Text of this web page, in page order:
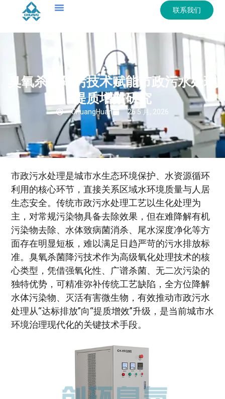
联系我们
臭氧杀菌降污技术赋能市政污水处理
提质增效研究
ChuangHuan 26 5 月, 2026
市政污水处理是城市水生态环境保护、水资源循环
利用的核心环节，直接关系区域水环境质量与人居
生态安全。传统市政污水处理工艺以生化处理为
主，对常规污染物具备去除效果，但在难降解有机
污染物去除、水体致病菌消杀、尾水深度净化等方
面存在明显短板，难以满足日趋严苛的污水排放标
准。臭氧杀菌降污技术作为高级氧化处理技术的核
心类型，凭借强氧化性、广谱杀菌、无二次污染的
独特优势，可精准弥补传统工艺缺陷，全方位降解
水体污染物、灭活有害微生物，有效推动市政污水
处理从“达标排放”向“提质增效”升级，是当前城市水
环境治理现代化的关键技术手段。